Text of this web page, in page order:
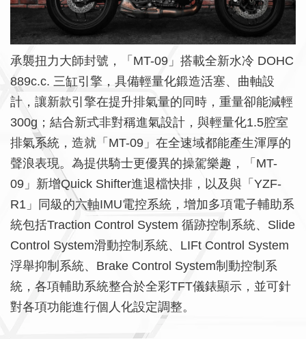
承襲扭力大師封號，「MT-09」搭載全新水冷 DOHC
889c.c. 三缸引擎，具備輕量化鍛造活塞、曲軸設
計，讓新款引擎在提升排氣量的同時，重量卻能減輕
300g；結合新式非對稱進氣設計，與輕量化1.5腔室
排氣系統，造就「MT-09」在全速域都能產生渾厚的
聲浪表現。為提供騎士更優異的操駕樂趣，「MT-
09」新增Quick Shifter進退檔快排，以及與「YZF-
R1」同級的六軸IMU電控系統，增加多項電子輔助系
統包括Traction Control System 循跡控制系統、Slide
Control System滑動控制系統、LIFt Control System
浮舉抑制系統、Brake Control System制動控制系
統，各項輔助系統整合於全彩TFT儀錶顯示，並可針
對各項功能進行個人化設定調整。